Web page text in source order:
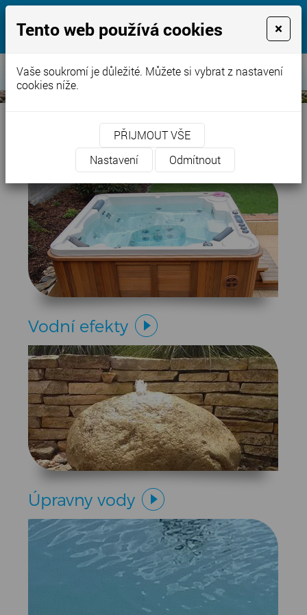
jezírka-bazény.cz
Voda, naše starost pro Vaši radost
Vířivky a sauny
Vodní efekty
Úpravny vody
Tento web používá cookies ×
Vaše soukromí je důležité. Můžete si vybrat z nastavení
cookies níže.
PŘIJMOUT VŠE
Nastavení
Odmítnout